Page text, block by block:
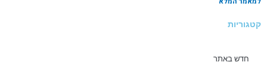
קטגוריות
חדש באתר